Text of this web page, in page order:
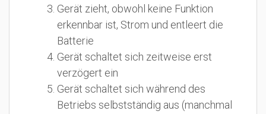
Gerät zieht, obwohl keine Funktion
erkennbar ist, Strom und entleert die
Batterie
Gerät schaltet sich zeitweise erst
verzögert ein
Gerät schaltet sich während des
Betriebs selbstständig aus (manchmal